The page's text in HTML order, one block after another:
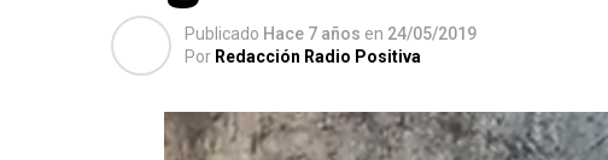
Publicado Hace 7 años en 24/05/2019
Por Redacción Radio Positiva